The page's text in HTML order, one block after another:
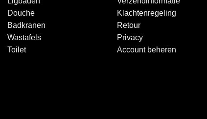
Douche
Badkranen
Wastafels
Toilet
Klachtenregeling
Retour
Privacy
Account beheren